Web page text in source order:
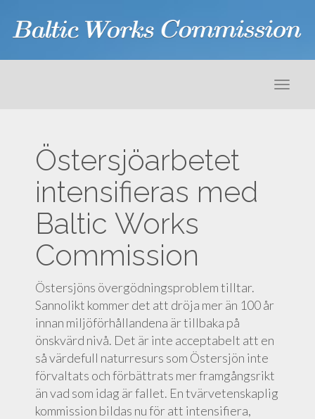
Östersjöarbetet
intensifieras med
Baltic Works
Commission
Östersjöns övergödningsproblem tilltar.
Sannolikt kommer det att dröja mer än 100 år
innan miljöförhållandena är tillbaka på
önskvärd nivå. Det är inte acceptabelt att en
så värdefull naturresurs som Östersjön inte
förvaltats och förbättrats mer framgångsrikt
än vad som idag är fallet. En tvärvetenskaplig
kommission bildas nu för att intensifiera,